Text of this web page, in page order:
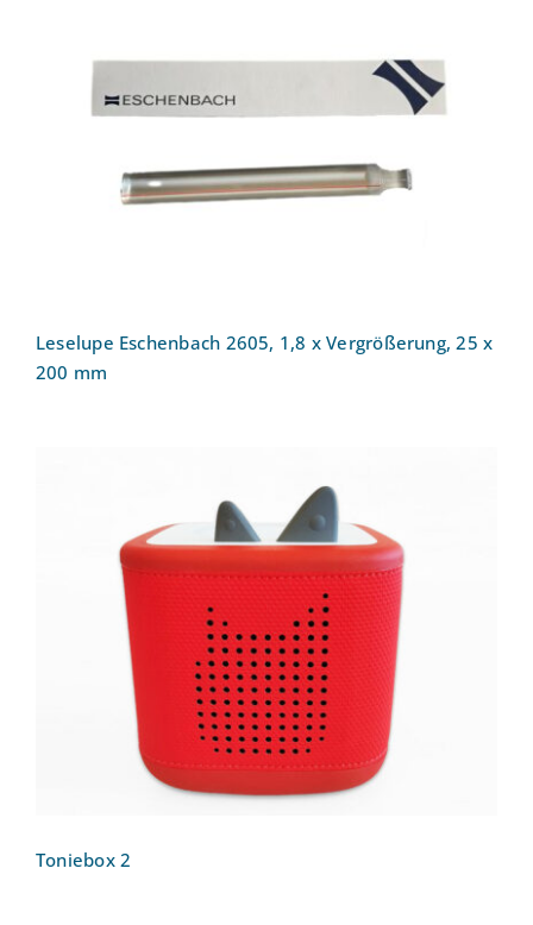
Leselupe Eschenbach 2605, 1,8 x
Leselupe Eschenbach 2605, 1,8 x Vergrößerung, 25 x
200 mm
Toniebox 2
Toniebox 2